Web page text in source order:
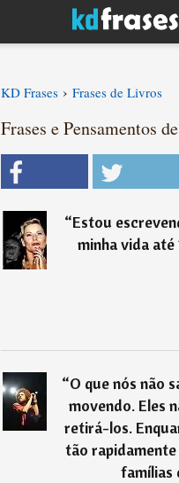
KD Frases › Frases de Livros
Frases e Pensamentos
“Estou
minha vida
“O que nós não
movendo. Eles
retirá-los.
tão rapidamente
famílias